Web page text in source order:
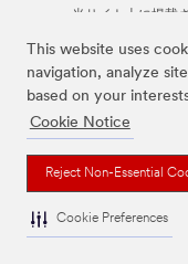
This website uses
navigation, analyze
based on your
Cookie Notice
Reject Non-Essential
Cookie Preferences
当サイト上に掲載